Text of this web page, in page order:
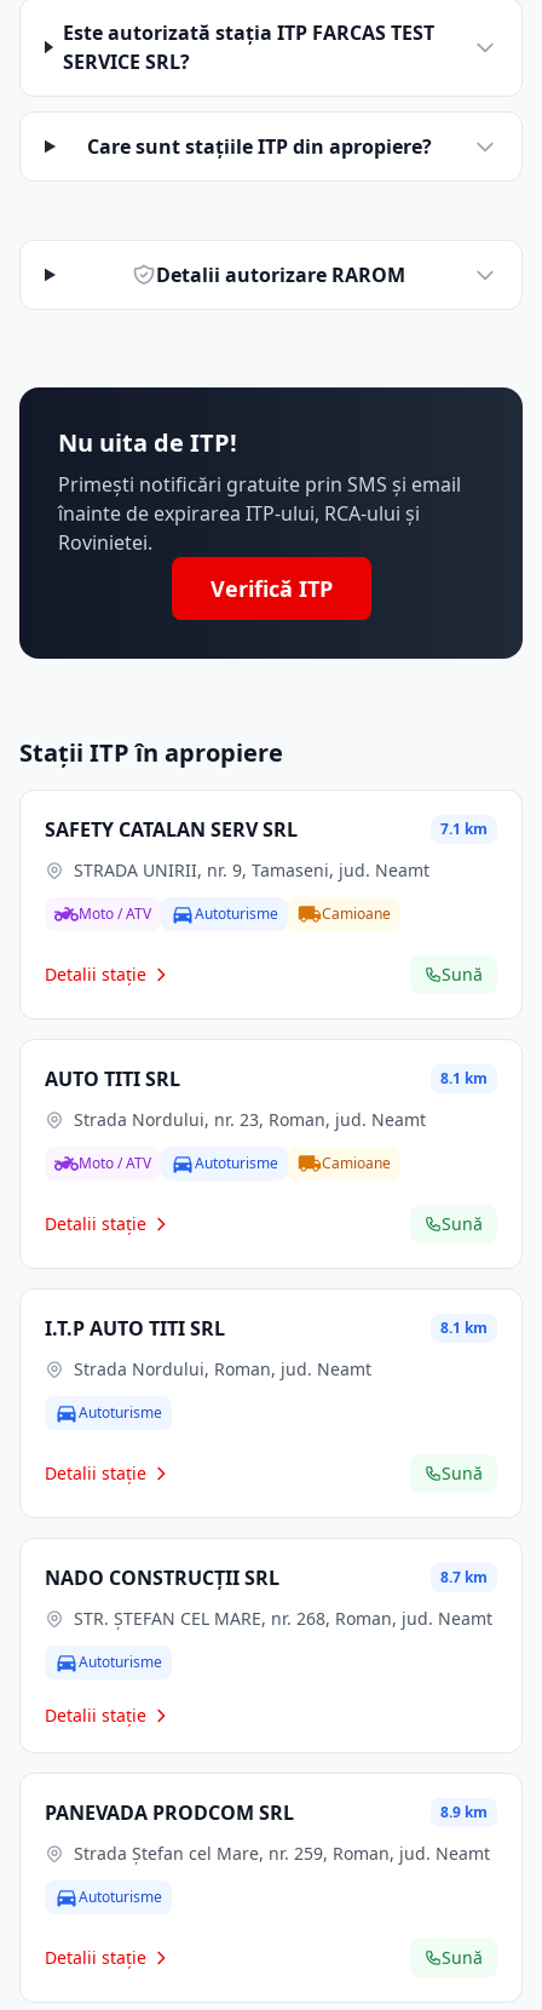
Este autorizată stația ITP FARCAS TEST
SERVICE SRL?
Care sunt stațiile ITP din apropiere?
Detalii autorizare RAROM
Nu uita de ITP!
Primești notificări gratuite prin SMS și email
înainte de expirarea ITP-ului, RCA-ului și
Rovinietei.
Verifică ITP
Stații ITP în apropiere
SAFETY CATALAN SERV SRL 7.1 km
STRADA UNIRII, nr. 9, Tamaseni, jud. Neamt
Moto / ATV Autoturisme Camioane
Detalii stație Sună
AUTO TITI SRL 8.1 km
Strada Nordului, nr. 23, Roman, jud. Neamt
Moto / ATV Autoturisme Camioane
Detalii stație Sună
I.T.P AUTO TITI SRL 8.1 km
Strada Nordului, Roman, jud. Neamt
Autoturisme
Detalii stație Sună
NADO CONSTRUCŢII SRL 8.7 km
STR. ŞTEFAN CEL MARE, nr. 268, Roman, jud. Neamt
Autoturisme
Detalii stație
PANEVADA PRODCOM SRL 8.9 km
Strada Ștefan cel Mare, nr. 259, Roman, jud. Neamt
Autoturisme
Detalii stație Sună